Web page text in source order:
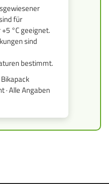
für
°C geeignet.
sind
bestimmt.
Alle Angaben